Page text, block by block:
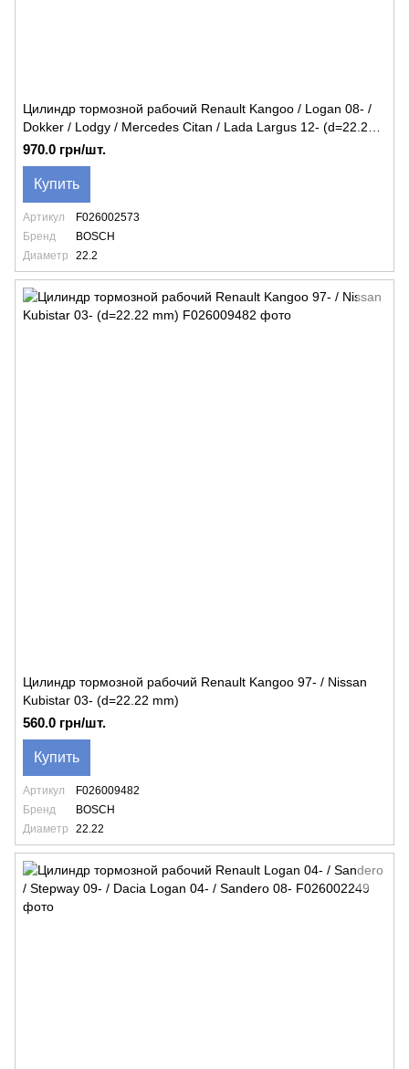
Цилиндр тормозной рабочий Renault Kangoo / Logan 08- /
Dokker / Lodgy / Mercedes Citan / Lada Largus 12- (d=22.2
mm)
970.0 грн/шт.
Купить
Артикул
F026002573
Бренд
BOSCH
Диаметр
22.2
Цилиндр тормозной рабочий Renault Kangoo 97- / Nissan
Kubistar 03- (d=22.22 mm)
560.0 грн/шт.
Купить
Артикул
F026009482
Бренд
BOSCH
Диаметр
22.22